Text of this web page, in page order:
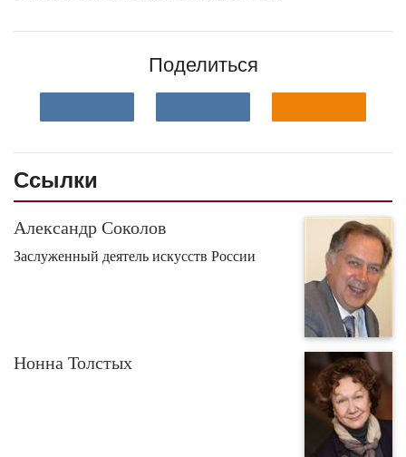
Поделиться
Ссылки
Александр Соколов
Заслуженный деятель искусств России
Нонна Толстых